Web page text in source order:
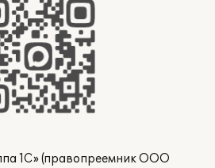
1С» (правопреемник ООО